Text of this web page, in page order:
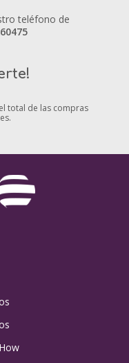
teléfono de
total de las compras